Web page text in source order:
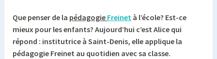
Que penser de la pédagogie Freinet à l’école? Est-ce
mieux pour les enfants? Aujourd’hui c’est Alice qui
répond : institutrice à Saint-Denis, elle applique la
pédagogie Freinet au quotidien avec sa classe.